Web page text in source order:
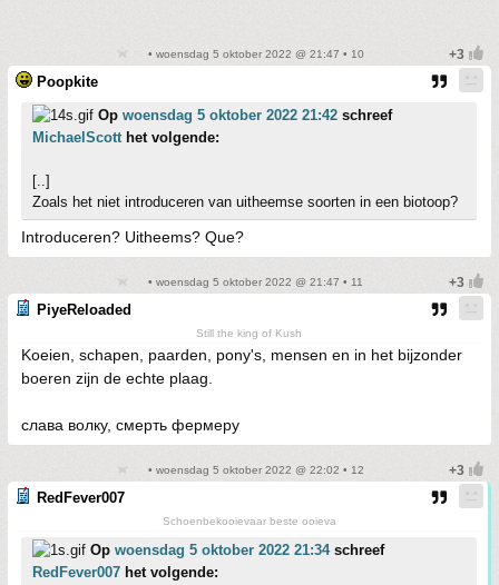
• woensdag 5 oktober 2022 @ 21:47 • 10
Poopkite
Op woensdag 5 oktober 2022 21:42 schreef
MichaelScotthet volgende:
[..]
Zoals het niet introduceren van uitheemse soorten in een biotoop?
Introduceren? Uitheems? Que?
• woensdag 5 oktober 2022 @ 21:47 • 11
PiyeReloaded
Still the king of Kush
Koeien, schapen, paarden, pony's, mensen en in het bijzonder
boeren zijn de echte plaag.
слава волку, смерть фермеру
• woensdag 5 oktober 2022 @ 22:02 • 12
RedFever007
Schoenbekooievaar beste ooieva
Op woensdag 5 oktober 2022 21:34schreef
RedFever007 het volgende: